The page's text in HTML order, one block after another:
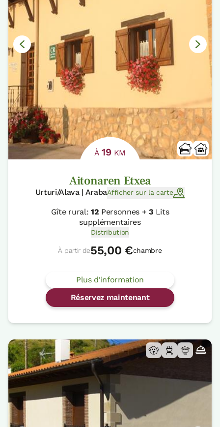
À19KM
Aitonaren Etxea
Urturi/Alava | ArabaAfficher sur la carte
Gîte rural: 12 Personnes +3Lits
supplémentaires
Distribution
À partir de55,00 €chambre
Plus d'information
Réservez maintenant